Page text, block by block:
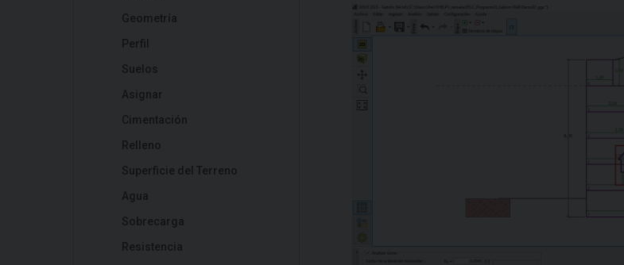
Geometría
Perfil
Suelos
Asignar
Cimentación
Relleno
Superficie del Terreno
Agua
Sobrecarga
Resistencia